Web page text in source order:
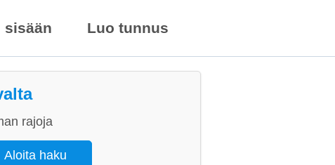
sisään Luo tunnus
rajoja